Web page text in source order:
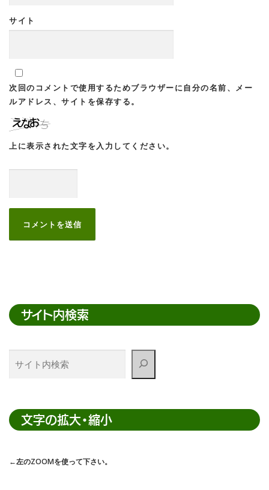
サイト
次回のコメントで使用するためブラウザーに自分の名前、メー
ルアドレス、サイトを保存する。
上に表示された文字を入力してください。
サイト内検索
検
索
文字の拡大・縮小
←左のZOOMを使って下さい。